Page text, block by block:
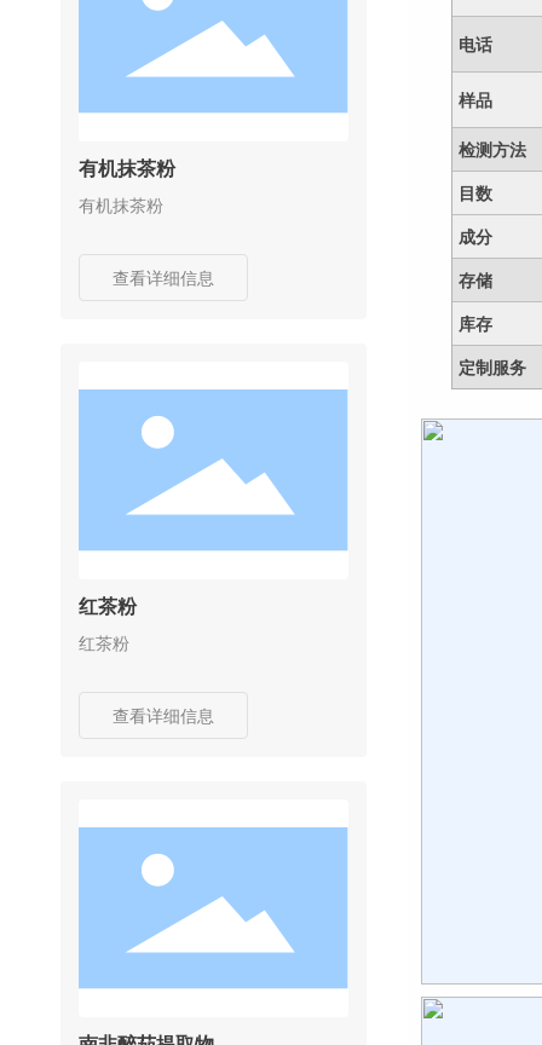
有机抹茶粉
有机抹茶粉
查看详细信息
红茶粉
红茶粉
查看详细信息
电话
样品
检测方法
目数
成分
存储
库存
定制服务